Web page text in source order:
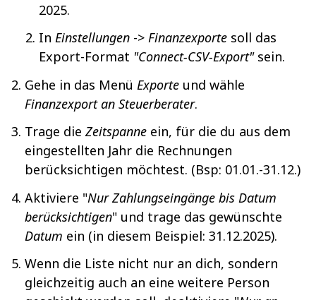
2025.
In Einstellungen -> Finanzexporte soll das
Export-Format "Connect-CSV-Export"sein.
Gehe in das Menü Exporte und wähle
Finanzexport an Steuerberater.
Trage die Zeitspanne ein, für die du aus dem
eingestellten Jahr die Rechnungen
berücksichtigen möchtest. (Bsp: 01.01.-31.12.)
Aktiviere "Nur Zahlungseingänge bis Datum
berücksichtigen" und trage das gewünschte
Datum ein (in diesem Beispiel: 31.12.2025).
Wenn die Liste nicht nur an dich, sondern
gleichzeitig auch an eine weitere Person